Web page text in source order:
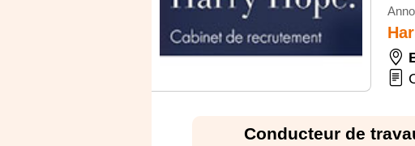
Conducteur de